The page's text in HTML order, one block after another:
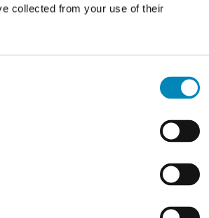
collected from your use of their